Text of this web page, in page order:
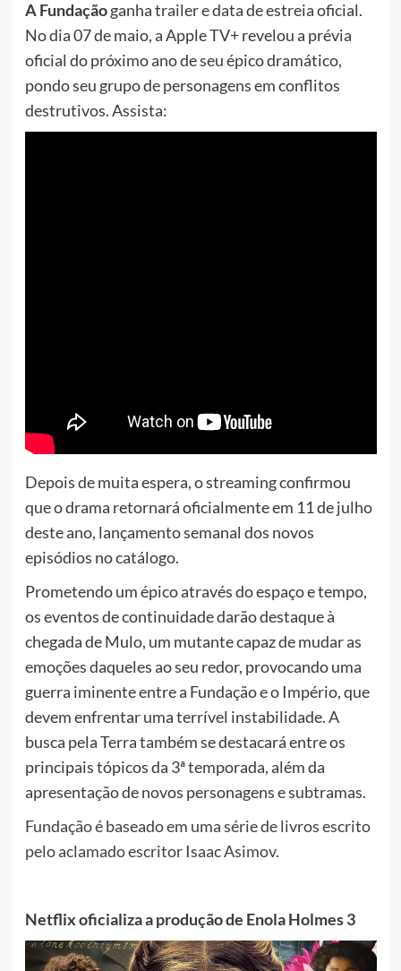
A Fundaçãoganha trailer e data de estreia oficial.
No dia 07 de maio, a Apple TV+ revelou a prévia
oficial do próximo ano de seu épico dramático,
pondo seu grupo de personagens em conflitos
destrutivos. Assista:
Depois de muita espera, o streaming confirmou
que o drama retornará oficialmente em 11 de julho
deste ano, lançamento semanal dos novos
episódios no catálogo.
Prometendo um épico através do espaço e tempo,
os eventos de continuidade darão destaque à
chegada de Mulo, um mutante capaz de mudar as
emoções daqueles ao seu redor, provocando uma
guerra iminente entre a Fundação e o Império, que
devem enfrentar uma terrível instabilidade. A
busca pela Terra também se destacará entre os
principais tópicos da 3ª temporada, além da
apresentação de novos personagens e subtramas.
Fundação é baseado em uma série de livros escrito
pelo aclamado escritor Isaac Asimov.
Netflix oficializa a produção de Enola Holmes 3